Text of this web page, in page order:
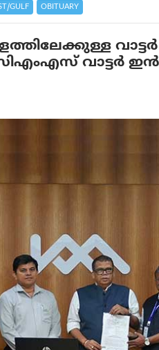
GULF OBITUARY
വാട്ടർ